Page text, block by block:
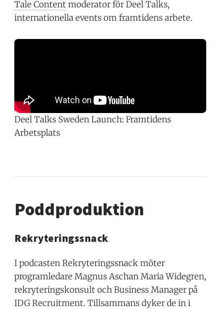
Tale Content moderator för Deel Talks,
internationella events om framtidens arbete.
Deel Talks Sweden Launch: Framtidens
Arbetsplats
Poddproduktion
Rekryteringssnack
I podcasten Rekryteringssnack möter
programledare Magnus Aschan Maria Widegren,
rekryteringskonsult och Business Manager på
IDG Recruitment. Tillsammans dyker de in i